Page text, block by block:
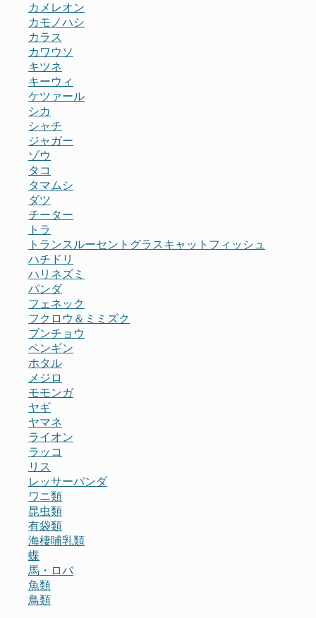
カメレオン
カモノハシ
カラス
カワウソ
キツネ
キーウィ
ケツァール
シカ
シャチ
ジャガー
ゾウ
タコ
タマムシ
ダツ
チーター
トラ
トランスルーセントグラスキャットフィッシュ
ハチドリ
ハリネズミ
パンダ
フェネック
フクロウ＆ミミズク
ブンチョウ
ペンギン
ホタル
メジロ
モモンガ
ヤギ
ヤマネ
ライオン
ラッコ
リス
レッサーパンダ
ワニ類
昆虫類
有袋類
海棲哺乳類
蝶
馬・ロバ
魚類
鳥類